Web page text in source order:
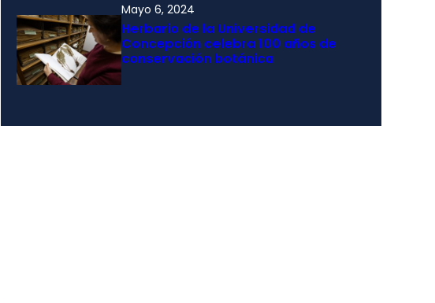
Mayo 6, 2024
Herbario de la Universidad de
Concepción celebra 100 años de
conservación botánica